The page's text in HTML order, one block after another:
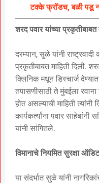
टक्के फ्रॉडच, बळी पडू
शरद पवार यांच्या प्रकृतीबाबत
दरम्यान, सुळे यांनी
प्रकृतीबाबत माहिती दिली.
क्लिनिक मधून डिस्चार्ज
तपासणीसाठी ते मुंबईला
होत असल्याची माहिती
कार्यकर्त्यांना पवार
यांनी सांगितले.
विमानाचे नियमित सुरक्षा
या संदर्भात सुळे यांनी